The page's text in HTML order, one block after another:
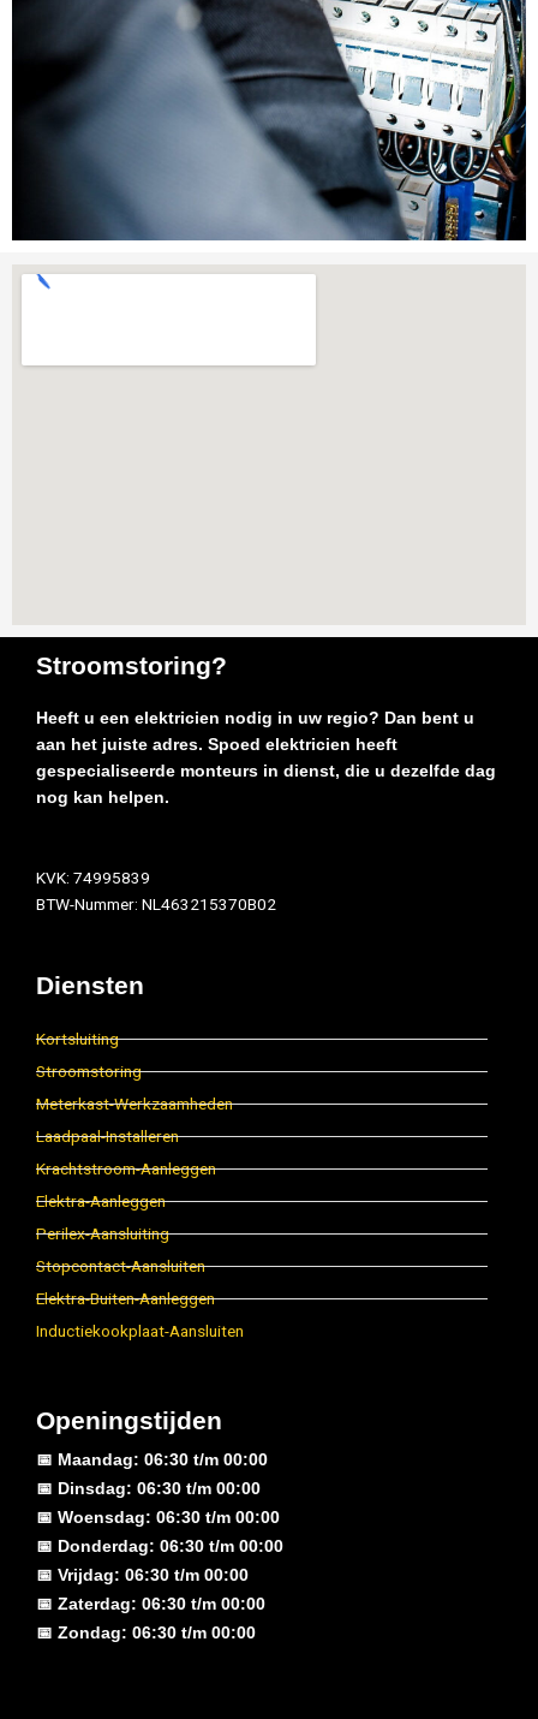
Stroomstoring?
Heeft u een elektricien nodig in uw regio? Dan bent u
aan het juiste adres. Spoed elektricien heeft
gespecialiseerde monteurs in dienst, die u dezelfde dag
nog kan helpen.
KVK: 74995839
BTW-Nummer: NL463215370B02
Diensten
Kortsluiting
Stroomstoring
Meterkast-Werkzaamheden
Laadpaal-Installeren
Krachtstroom-Aanleggen
Elektra-Aanleggen
Perilex-Aansluiting
Stopcontact-Aansluiten
Elektra-Buiten-Aanleggen
Inductiekookplaat-Aansluiten
Openingstijden
📅 Maandag: 06:30 t/m 00:00
📅 Dinsdag: 06:30 t/m 00:00
📅 Woensdag: 06:30 t/m 00:00
📅 Donderdag: 06:30 t/m 00:00
📅 Vrijdag: 06:30 t/m 00:00
📅 Zaterdag: 06:30 t/m 00:00
📅 Zondag: 06:30 t/m 00:00